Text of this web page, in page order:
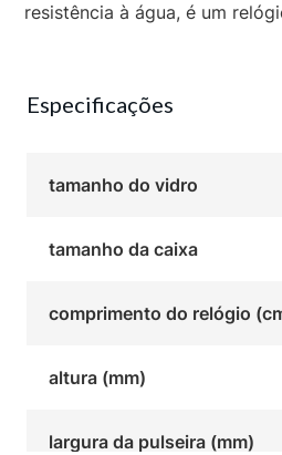
resistência à água, é um
Especificações
tamanho do vidro
tamanho da caixa
comprimento do relógio
altura (mm)
largura da pulseira (mm)